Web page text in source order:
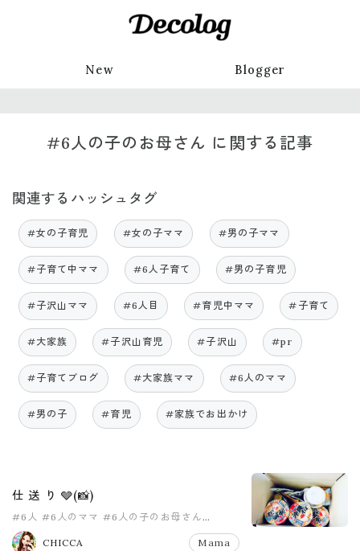
New Blogger
#6人の子のお母さん に関する記事
関連するハッシュタグ
#女の子育児 #女の子ママ #男の子ママ
#子育て中ママ #6人子育て #男の子育児
#子沢山ママ #6人目 #育児中ママ #子育て
#大家族 #子沢山育児 #子沢山 #pr
#子育てブログ #大家族ママ #6人のママ
#男の子 #育児 #家族でお出かけ
仕 送 り 🩶(📸)
#6人 #6人のママ #6人の子のお母さん
#8人家族
CHICCA
Mama